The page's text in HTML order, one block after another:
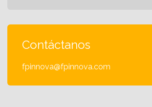
Contáctanos
fpinnova@fpinnova.com